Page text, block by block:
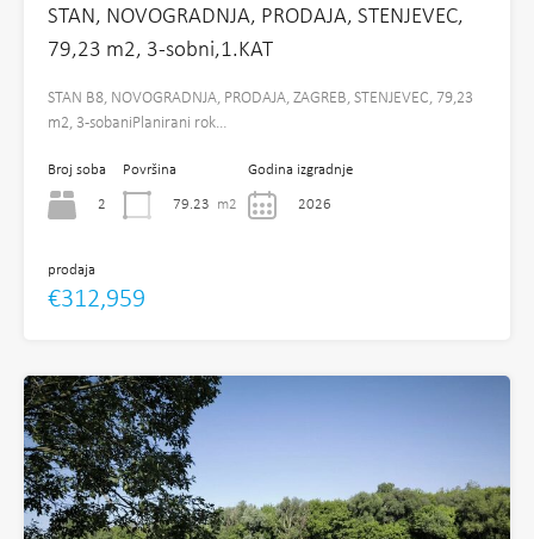
STAN, NOVOGRADNJA, PRODAJA, STENJEVEC,
79,23 m2, 3-sobni,1.KAT
STAN B8, NOVOGRADNJA, PRODAJA, ZAGREB, STENJEVEC, 79,23
m2, 3-sobaniPlanirani rok…
Broj soba
2
Površina
79.23 m2
Godina izgradnje
2026
prodaja
€312,959